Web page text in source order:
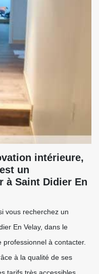
intérieure,
un
à Saint Didier En
vous recherchez un
En Velay, dans le
à contacter.
à la qualité de ses